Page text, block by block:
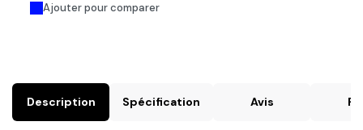
Ajouter pour comparer
Description Spécification Avis